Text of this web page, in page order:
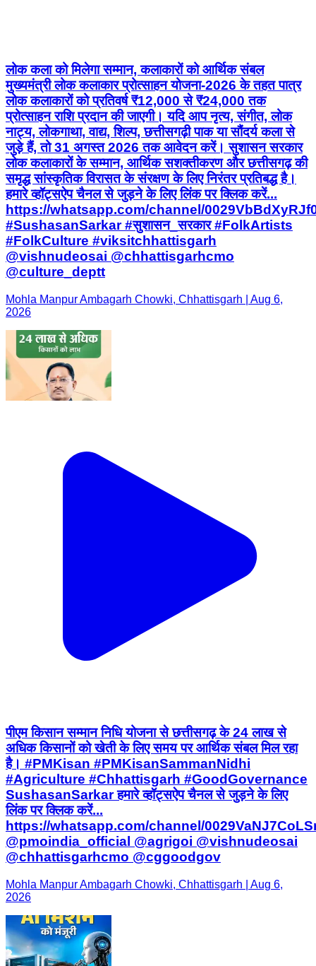
लोक कला को मिलेगा सम्मान, कलाकारों को आर्थिक संबल
मुख्यमंत्री लोक कलाकार प्रोत्साहन योजना-2026 के तहत पात्र
लोक कलाकारों को प्रतिवर्ष ₹12,000 से ₹24,000 तक
प्रोत्साहन राशि प्रदान की जाएगी। यदि आप नृत्य, संगीत, लोक
नाट्य, लोकगाथा, वाद्य, शिल्प, छत्तीसगढ़ी पाक या सौंदर्य कला से
जुड़े हैं, तो 31 अगस्त 2026 तक आवेदन करें। सुशासन सरकार
लोक कलाकारों के सम्मान, आर्थिक सशक्तीकरण और छत्तीसगढ़ की
समृद्ध सांस्कृतिक विरासत के संरक्षण के लिए निरंतर प्रतिबद्ध है।
हमारे व्हॉट्सऐप चैनल से जुड़ने के लिए लिंक पर क्लिक करें...
https://whatsapp.com/channel/
#SushasanSarkar #सुशासन_सरकार #FolkArtists
#FolkCulture #viksitchhattisgarh
@vishnudeosai @chhattisgarhcmo
@culture_deptt
Mohla Manpur Ambagarh Chowki, Chhattisgarh | Aug 6,
2026
पीएम किसान सम्मान निधि योजना से छत्तीसगढ़ के 24 लाख से
अधिक किसानों को खेती के लिए समय पर आर्थिक संबल मिल रहा
है। #PMKisan #PMKisanSammanNidhi
#Agriculture #Chhattisgarh #GoodGovernance
SushasanSarkar हमारे व्हॉट्सऐप चैनल से जुड़ने के लिए
लिंक पर क्लिक करें...
https://whatsapp.com/channel/
@pmoindia_official @agrigoi @vishnudeosai
@chhattisgarhcmo @cggoodgov
Mohla Manpur Ambagarh Chowki, Chhattisgarh | Aug 6,
2026